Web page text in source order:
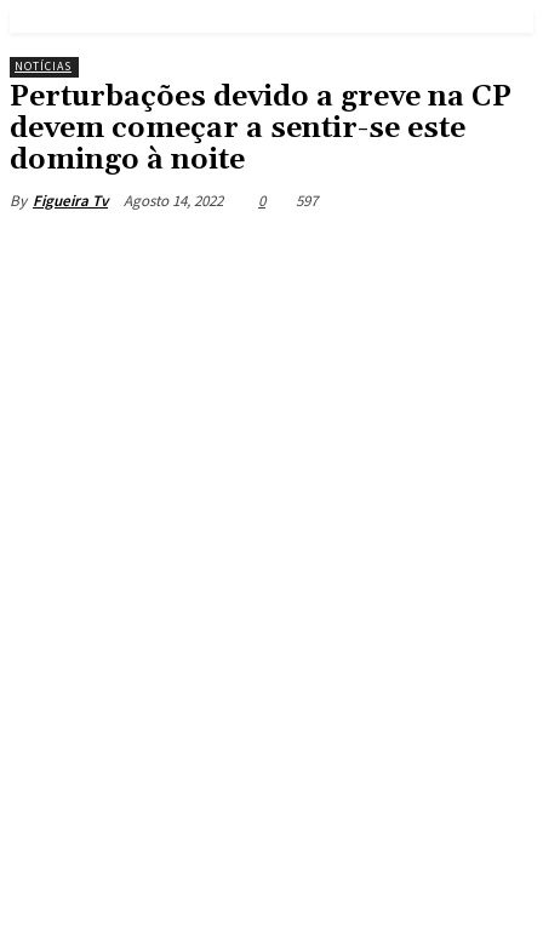
NOTÍCIAS
Perturbações devido a greve na CP
devem começar a sentir-se este
domingo à noite
By Figueira Tv Agosto 14, 2022 0 597